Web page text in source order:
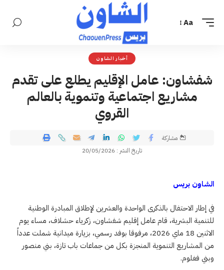
Aa
أخبار الشاون
شفشاون: عامل الإقليم يطلع على تقدم
مشاريع اجتماعية وتنموية بالعالم
القروي
تاريخ النشر : 20/05/2026
مشاركة
الشاون بريس
في إطار الاحتفال بالذكرى الواحدة والعشرين لإطلاق المبادرة الوطنية
للتنمية البشرية، قام عامل إقليم شفشاون، زكرياء حشلاف، مساء يوم
الاثنين 18 ماي 2026، مرفوقا بوفد رسمي، بزيارة ميدانية شملت عدداً
من المشاريع التنموية المنجزة بكل من جماعات باب تازة، بني منصور
وبني فغلوم.